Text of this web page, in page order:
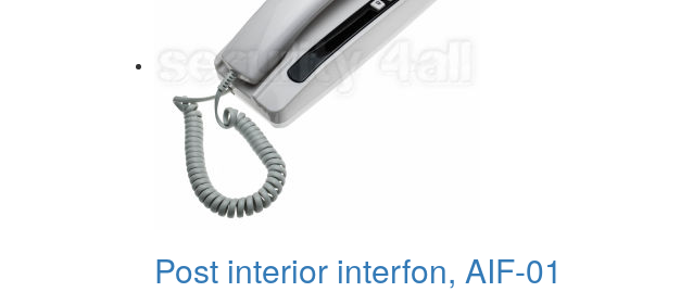
Post interior interfon, AIF-01